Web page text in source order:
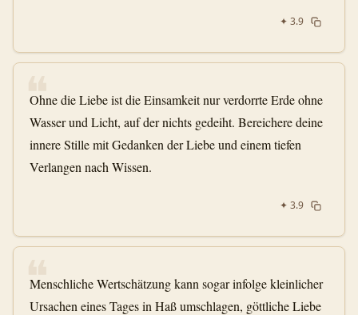
✦ 3.9
❝
Ohne die Liebe ist die Einsamkeit nur verdorrte Erde ohne
Wasser und Licht, auf der nichts gedeiht. Bereichere deine
innere Stille mit Gedanken der Liebe und einem tiefen
Verlangen nach Wissen.
✦ 3.9
❝
Menschliche Wertschätzung kann sogar infolge kleinlicher
Ursachen eines Tages in Haß umschlagen, göttliche Liebe